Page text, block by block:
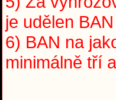
je udělen
6) BAN na
minimálně tří